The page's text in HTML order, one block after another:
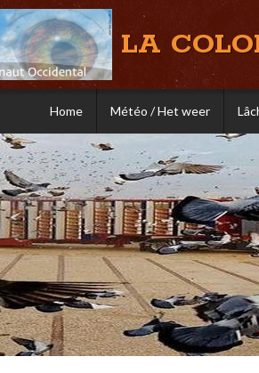
LA
Home Météo / Het weer